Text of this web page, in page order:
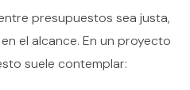
presupuestos sea justa,
el alcance. En un proyecto
suele contemplar: